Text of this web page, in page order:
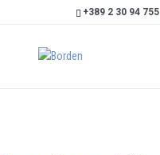
+389 2 30 94 755